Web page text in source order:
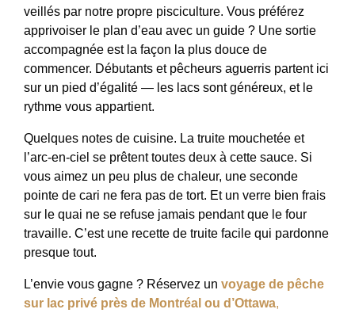
veillés par notre propre pisciculture. Vous préférez
apprivoiser le plan d’eau avec un guide ? Une sortie
accompagnée est la façon la plus douce de
commencer. Débutants et pêcheurs aguerris partent ici
sur un pied d’égalité — les lacs sont généreux, et le
rythme vous appartient.
Quelques notes de cuisine. La truite mouchetée et
l’arc-en-ciel se prêtent toutes deux à cette sauce. Si
vous aimez un peu plus de chaleur, une seconde
pointe de cari ne fera pas de tort. Et un verre bien frais
sur le quai ne se refuse jamais pendant que le four
travaille. C’est une recette de truite facile qui pardonne
presque tout.
L’envie vous gagne ? Réservez un voyage de pêche
sur lac privé près de Montréal ou d’Ottawa,